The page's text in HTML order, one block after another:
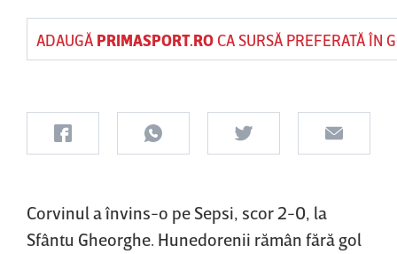
ADAUGĂ PRIMASPORT.ROCA SURSĂ PREFERATĂ ÎN
Corvinul a învins-o pe Sepsi, scor 2-0, la
Sfântu Gheorghe. Hunedorenii rămân fără gol